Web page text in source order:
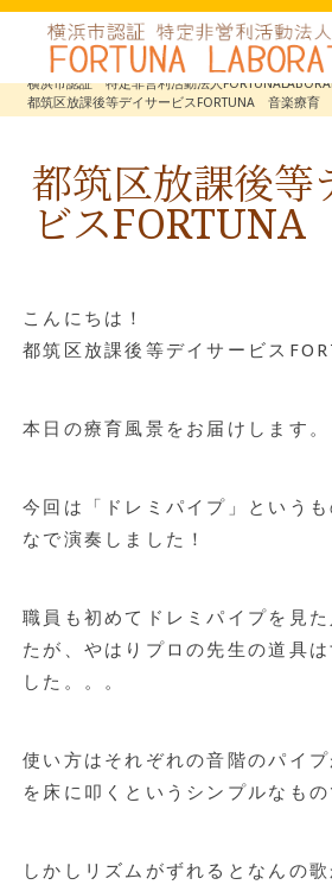
横浜市認証 特定非営利活動法人
都筑区放課後等デイサービスFORTUNA 音楽療育
都筑区放課後等
ビス
こんにちは！
都筑区放課後等デイサービス
本日の療育風景をお届けします。
今回は「ドレミパイプ」という
なで演奏しました！
職員も初めてドレミパイプを見
たが、やはりプロの先生の道具
した。。。
使い方はそれぞれの音階のパイ
を床に叩くというシンプルなもの
しかしリズムがずれるとなんの